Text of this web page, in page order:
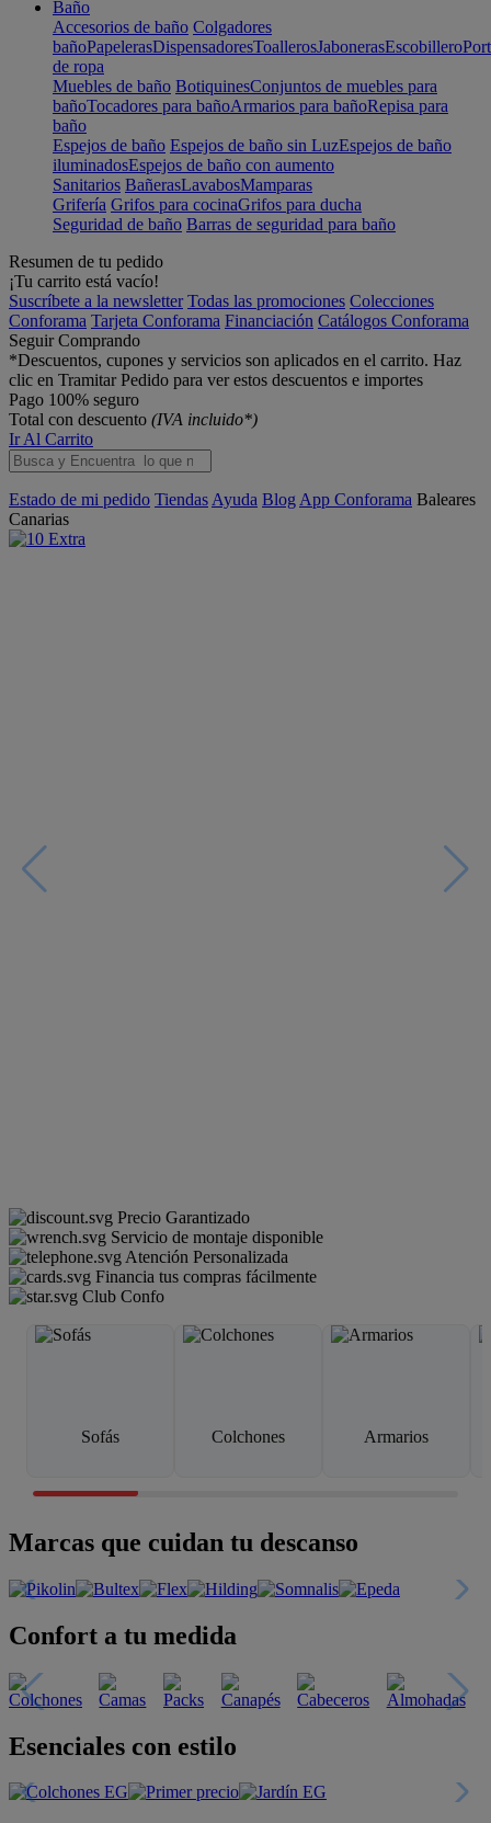
Baño
Accesorios de baño Colgadores
bañoPapelerasDispensadoresToallerosJabonerasEscobillero
de ropa
Muebles de baño BotiquinesConjuntos de muebles para
bañoTocadores para bañoArmarios para bañoRepisa para
baño
Espejos de baño Espejos de baño sin LuzEspejos de baño
iluminadosEspejos de baño con aumento
Sanitarios BañerasLavabosMamparas
Grifería Grifos para cocinaGrifos para ducha
Seguridad de baño Barras de seguridad para baño
Resumen de tu pedido
¡Tu carrito está vacío!
Suscríbete a la newsletter Todas las promociones Colecciones
Conforama Tarjeta Conforama Financiación Catálogos Conforama
Seguir Comprando
*Descuentos, cupones y servicios son aplicados en el carrito. Haz
clic en Tramitar Pedido para ver estos descuentos e importes
Pago 100% seguro
Total con descuento (IVA incluido*)
Ir Al Carrito
Estado de mi pedido Tiendas Ayuda Blog App Conforama Baleares
Canarias
Precio Garantizado
Servicio de montaje disponible
Atención Personalizada
Financia tus compras fácilmente
Club Confo
Sofás Colchones Armarios
Marcas que cuidan tu descanso
Confort a tu medida
Esenciales con estilo